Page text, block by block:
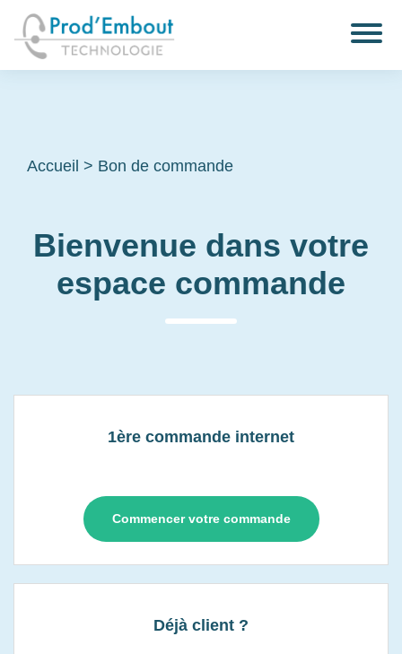
Accueil > Bon de commande
Bienvenue dans votre
espace commande
1ère commande internet
Commencer votre commande
Déjà client ?